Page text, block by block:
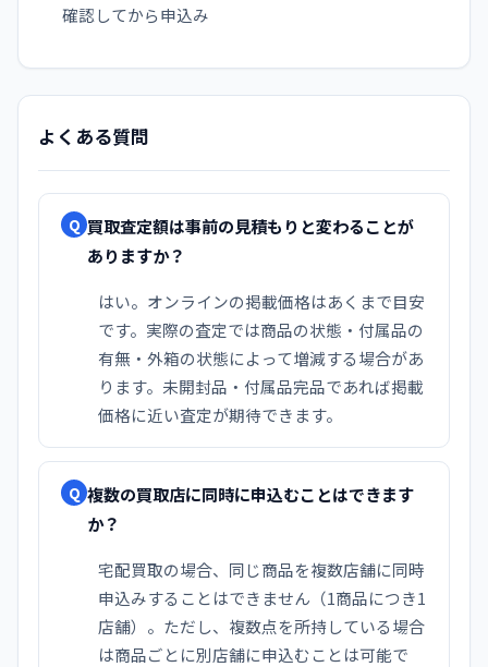
確認してから申込み
よくある質問
Q 買取査定額は事前の見積もりと変わることが
ありますか？
はい。オンラインの掲載価格はあくまで目安
です。実際の査定では商品の状態・付属品の
有無・外箱の状態によって増減する場合があ
ります。未開封品・付属品完品であれば掲載
価格に近い査定が期待できます。
Q 複数の買取店に同時に申込むことはできます
か？
宅配買取の場合、同じ商品を複数店舗に同時
申込みすることはできません（1商品につき1
店舗）。ただし、複数点を所持している場合
は商品ごとに別店舗に申込むことは可能で